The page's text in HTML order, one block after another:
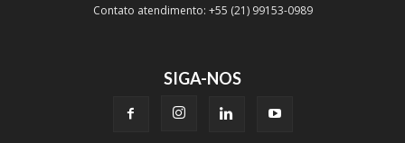
Contato atendimento: +55 (21) 99153-0989
SIGA-NOS